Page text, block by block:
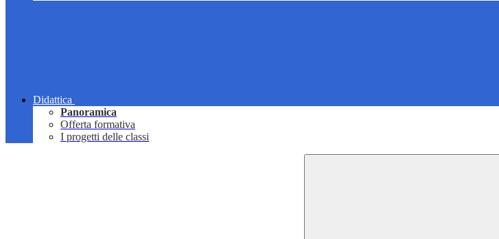
Didattica
Panoramica
Offerta formativa
I progetti delle classi